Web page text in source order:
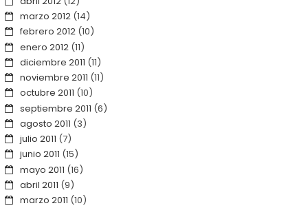
marzo 2012(14)
febrero 2012(10)
enero 2012(11)
diciembre 2011 (11)
noviembre 2011 (11)
octubre 2011 (10)
septiembre 2011 (6)
agosto 2011 (3)
julio 2011 (7)
junio 2011 (15)
mayo 2011 (16)
abril 2011 (9)
marzo 2011 (10)